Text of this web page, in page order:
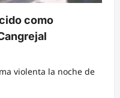
como
violenta la noche de